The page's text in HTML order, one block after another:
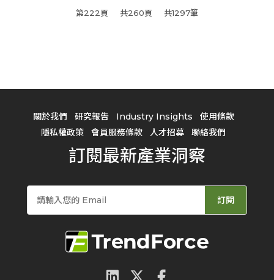
第222頁 共260頁 共1297筆
關於我們 研究報告 Industry Insights
使用條款
隱私權政策
會員服務條款 人才招募 聯絡我們
訂閱最新產業洞察
訂閱